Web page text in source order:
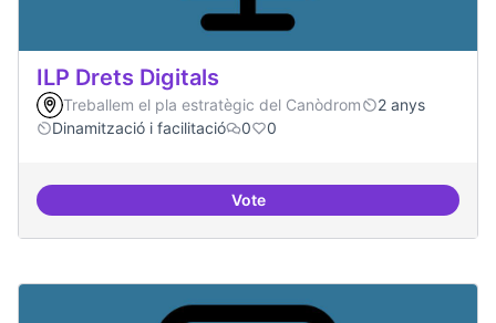
ILP Drets Digitals
Treballem el pla estratègic del Canòdrom
2 anys
Dinamització i facilitació
0 0
VoteILP Drets Digitals